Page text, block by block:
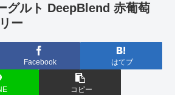
グルト DeepBlend 赤葡萄
ー
Facebook はてブ
コピー